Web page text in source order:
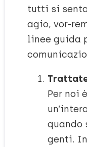
tutti si
agio, vor-
linee guida
Per noi
quando
genti.